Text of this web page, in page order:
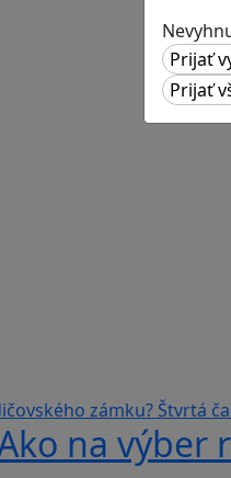
na výber